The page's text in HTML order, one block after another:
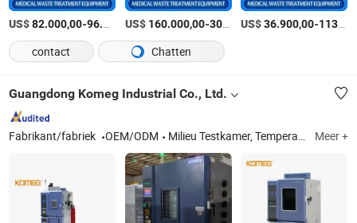
US$82.000,00-96.000,00 /set
US$ 160.000,00-300.000,00 /set
US$36.900,00-113.000,00
contact Chatten
Guangdong Komeg Industrial Co., Ltd.
Fabrikant/fabriek OEM/ODM Milieu Testkamer, Temperatuur- en Vochtigheids Testkamer, Snelle Temperatuurveranderingskamer, Inloopkamer, Klimatische Kamer, Thermische Schokkamer, Droogoven Meer +